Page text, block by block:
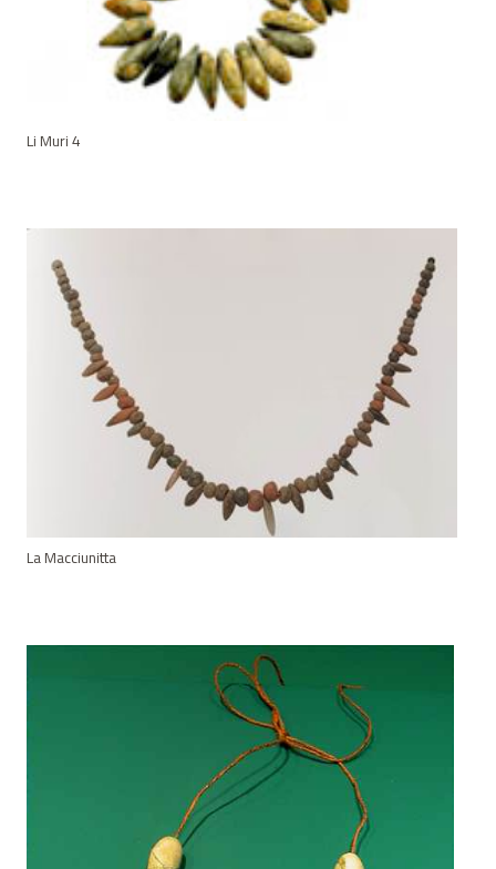
Li Muri 4
La Macciunitta